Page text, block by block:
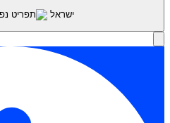
ישראל